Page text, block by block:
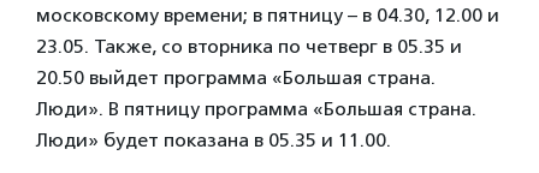
московскому времени; в пятницу – в 04.30, 12.00 и
23.05. Также, со вторника по четверг в 05.35 и
20.50 выйдет программа «Большая страна.
Люди». В пятницу программа «Большая страна.
Люди» будет показана в 05.35 и 11.00.